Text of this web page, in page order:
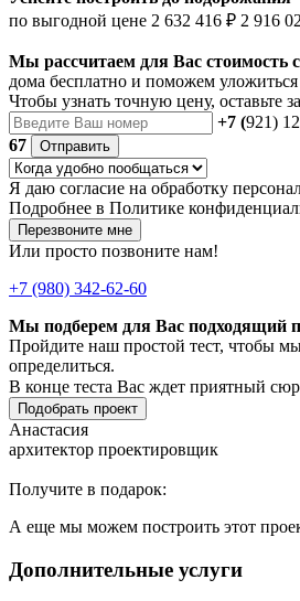
по выгодной цене 2 632 416 ₽ 2 916
Мы рассчитаем для Вас стоимость
дома бесплатно и поможем
Чтобы узнать точную цену, оставьте
+7 (921)
67
Отправить
Я даю согласие на обработку
Подробнее в Политике
Перезвоните мне
Или просто позвоните нам!
+7 (980) 342-62-60
Мы подберем для Вас подходящий
Пройдите наш простой тест, чтобы
определиться.
В конце теста Вас ждет приятный
Подобрать проект
Анастасия
архитектор проектировщик
Получите в подарок:
А еще мы можем построить этот
Дополнительные услуги